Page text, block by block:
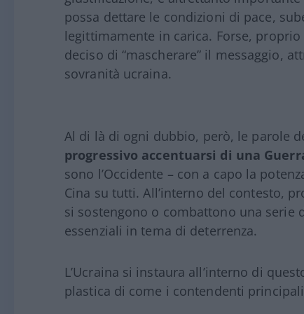
possa dettare le condizioni di pace,
legittimamente in carica. Forse,
deciso di “mascherare” il messaggio,
sovranità ucraina.
Al di là di ogni dubbio, però, le parole
progressivo accentuarsi di una
sono l’Occidente – con a capo la
Cina su tutti. All’interno del contesto,
si sostengono o combattono una
essenziali in tema di deterrenza.
L’Ucraina si instaura all’interno di
plastica di come i contendenti